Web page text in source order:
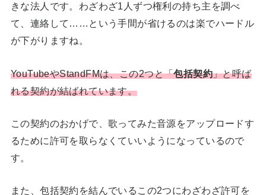
きな法人です。わざわざ1人ずつ権利の持ち主を調べ
て、連絡して……という手間が省けるのは楽でハードル
が下がりますね。
YouTubeやStandFMは、この2つと「包括契約」と呼ば
れる契約が結ばれています。
この契約のおかげで、歌ってみた音源をアップロードす
るために許可を取らなくていいようになっているので
す。
また、包括契約を結んでいるこの2つにわざわざ許可を